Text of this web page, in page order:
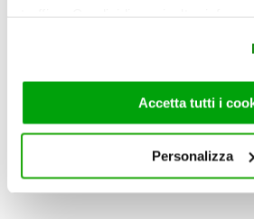
di analisi dei dati web, pubblicità e
potrebbero combinarle con altre
fornito loro o che hanno raccolto dal
servizi. Per maggiori informazioni
chiudere il banner, non verranno
Accetta tutti i
Personalizza
non fosse mai stato scritto anche
sarebbe mai esistita. Ma questo
continua a ispirare: la canzone di
Firework parla proprio dello
scrittore beat, giramondo che si
e vagabondi, persone frizzanti e